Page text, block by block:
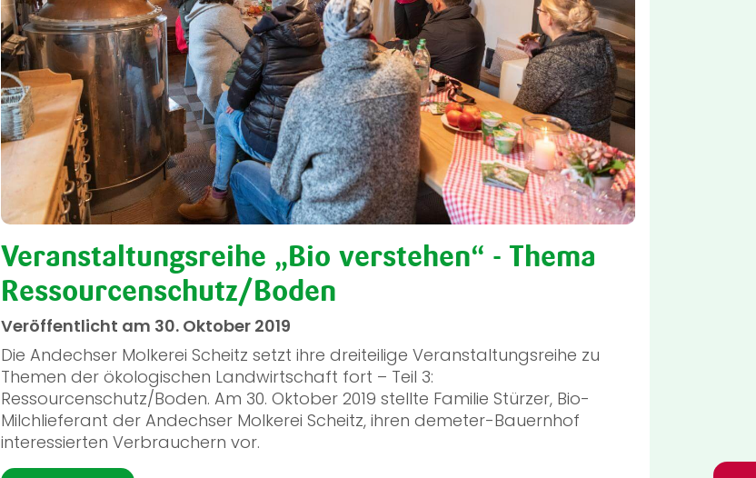
Veranstaltungsreihe „Bio verstehen“ - Thema
Ressourcenschutz/Boden
Veröffentlicht am 30. Oktober 2019
Die Andechser Molkerei Scheitz setzt ihre dreiteilige Veranstaltungsreihe zu
Themen der ökologischen Landwirtschaft fort – Teil 3:
Ressourcenschutz/Boden. Am 30. Oktober 2019 stellte Familie Stürzer, Bio-
Milchlieferant der Andechser Molkerei Scheitz, ihren demeter-Bauernhof
interessierten Verbrauchern vor.